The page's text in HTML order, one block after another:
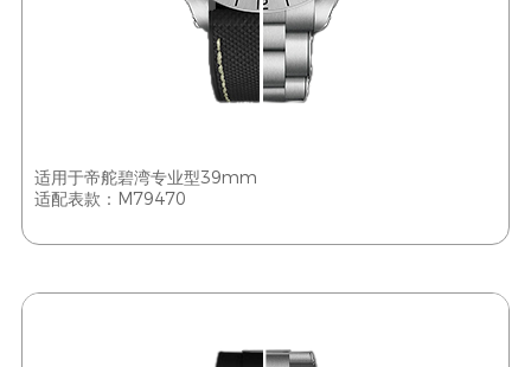
适用于帝舵碧湾专业型39mm
适配表款：M79470